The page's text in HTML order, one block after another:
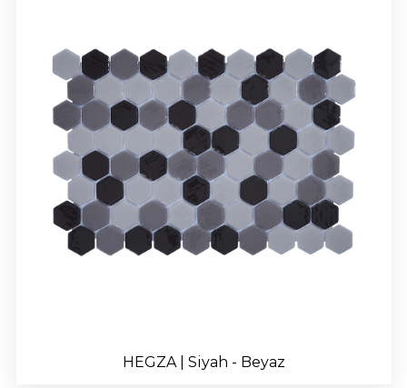
HEGZA | Siyah - Beyaz